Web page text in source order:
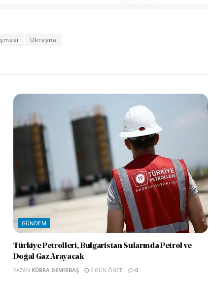
Ukrayna
GÜNDEM
Türkiye Petrolleri, Bulgaristan Sularında Petrol ve
Doğal Gaz Arayacak
YAZAN KÜBRA DEMIRBAŞ 6 GÜN ÖNCE 0